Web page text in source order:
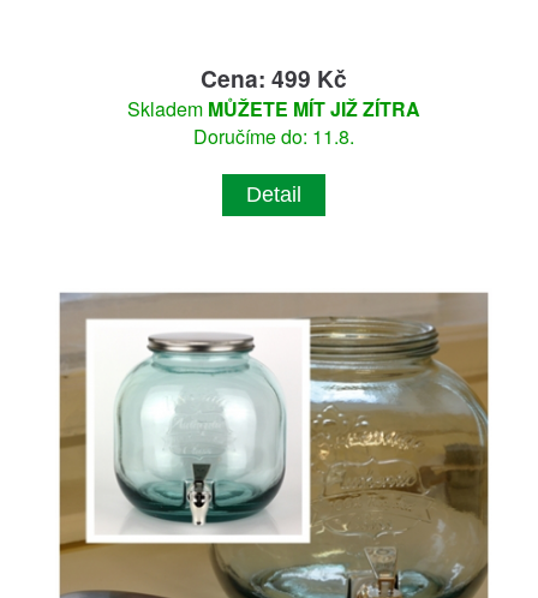
Cena: 499 Kč
Skladem MŮŽETE MÍT JIŽ ZÍTRA
Doručíme do: 11.8.
Detail